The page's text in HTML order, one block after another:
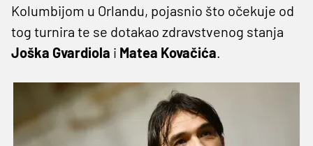
Kolumbijom u Orlandu, pojasnio što očekuje od
tog turnira te se dotakao zdravstvenog stanja
Joška Gvardiola i Matea Kovačića.